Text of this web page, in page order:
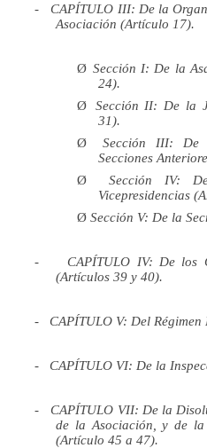
- CAPÍTULO III: De la
Asociación (Artículo 17).
Ø Sección I: De la
24).
Ø
Sección II: De la
31).
Ø
Sección III: De
Secciones
Ø
Sección IV:
Vicepresidencias
Ø Sección V: De la
- CAPÍTULO IV: De los
(Artículos 39 y 40).
- CAPÍTULO V: Del
- CAPÍTULO VI: De la
- CAPÍTULO VII: De la
de la Asociación, y de la
(Artículo 45 a 47).